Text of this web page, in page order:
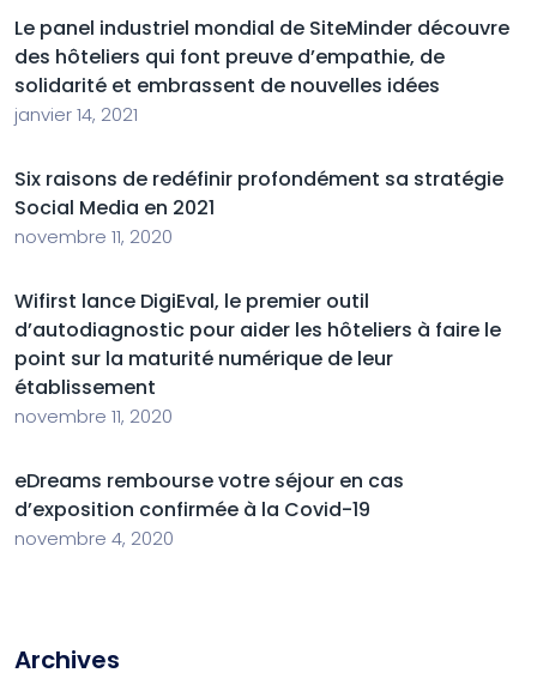
Le panel industriel mondial de SiteMinder découvre
des hôteliers qui font preuve d’empathie, de
solidarité et embrassent de nouvelles idées
janvier 14, 2021
Six raisons de redéfinir profondément sa stratégie
Social Media en 2021
novembre 11, 2020
Wifirst lance DigiEval, le premier outil
d’autodiagnostic pour aider les hôteliers à faire le
point sur la maturité numérique de leur
établissement
novembre 11, 2020
eDreams rembourse votre séjour en cas
d’exposition confirmée à la Covid-19
novembre 4, 2020
Archives